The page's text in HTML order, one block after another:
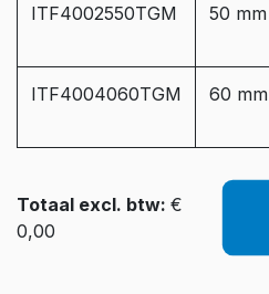
ITF4002550TGM 50 mm
ITF4004060TGM 60 mm
Totaal excl. btw: €
0,00